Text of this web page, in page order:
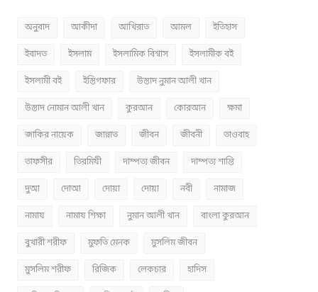
অনুবাদ আকীদা আখিরাত আমল ইতিহাস
ইবাদত ইসলাম ইসলামিক বিশ্বাস ইসলামীক বই
ইসলামী বই ইস্তিগফার উস্তাদ নুমান আলী খান
উস্তাদ নোমান আলী খান কুরআন কোরআন ক্ষমা
জাকির নায়েক জান্নাত জীবন জীবনী তাওবাহ
তাফসীর তিরমিযী দাম্পত্য জীবন দাম্পত্য শান্তি
দুআ দোআ দোয়া দোয়া নবী নামাজ
নামায নামায শিক্ষা নুমান আলী খান বাংলা কুরআন
বুখারী শরীফ মুফতি মেনক মুসলিম জীবন
মুসলিম শরীফ রিজিক লেকচার হাদিস